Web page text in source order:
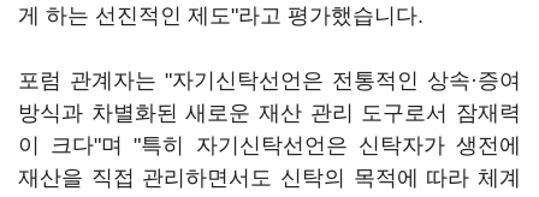
게 하는 선진적인 제도"라고 평가했습니다.
포럼 관계자는 "자기신탁선언은 전통적인 상속·증여
방식과 차별화된 새로운 재산 관리 도구로서 잠재력
이 크다"며 "특히 자기신탁선언은 신탁자가 생전에
재산을 직접 관리하면서도 신탁의 목적에 따라 체계